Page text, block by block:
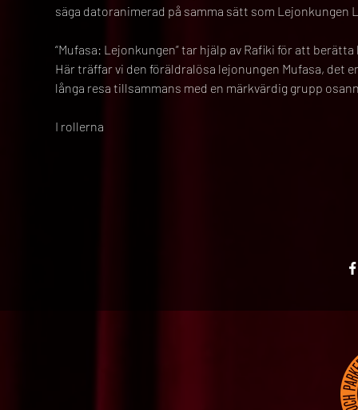
säga datoranimerad på samma sätt som Lejonkungen
“Mufasa: Lejonkungen” tar hjälp av Rafiki för att
Här träffar vi den föräldralösa lejonungen Mufasa, det
långa resa tillsammans med en märkvärdig grupp
I rollerna